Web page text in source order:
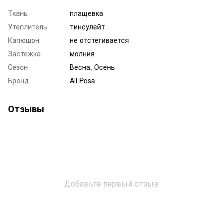
Ткань
плащевка
Утеплитель
тинсулейт
Капюшон
не отстегивается
Застежка
молния
Сезон
Весна, Осень
Бренд
All Posa
Отзывы
Добавьте первый отзыв